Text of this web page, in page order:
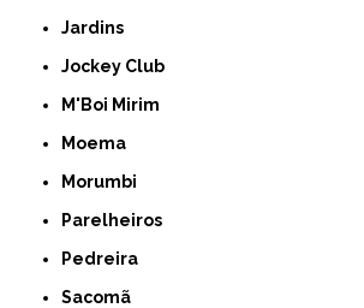
Jardins
Jockey Club
M'Boi Mirim
Moema
Morumbi
Parelheiros
Pedreira
Sacomã